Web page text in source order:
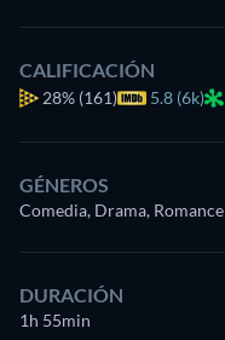
CALIFICACIÓN
28% (161) 5.8 (6k)
GÉNEROS
Comedia, Drama, Romance
DURACIÓN
1h 55min